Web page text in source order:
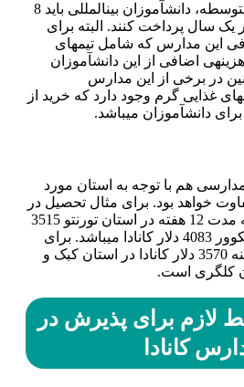
برای تحصیل در مقطع متوسطه، دانش­آموزان بین­المللی باید 8
در یک سال پرداخت کنند. البته برای
این مدارس که شامل تیم­های
اضافی از این دانش­آموزان
در برخی از این مدارس
غذایی گرم وجود دارد که خرید از
دانش­آموزان می­باشد.
هم با توجه به استان مورد
خواهد بود. برای مثال تحصیل در
مدارس زبان انگلیسی به مدت 12 هفته در استان تورنتو 3515
دلار کانادا و در استان ونکوور 4083 دلار کانادا می­باشد. برای
زبان فرانسه هم این هزینه 3570 دلار کانادا در استان کبک و
لازم برای پذیرش در
کانادا